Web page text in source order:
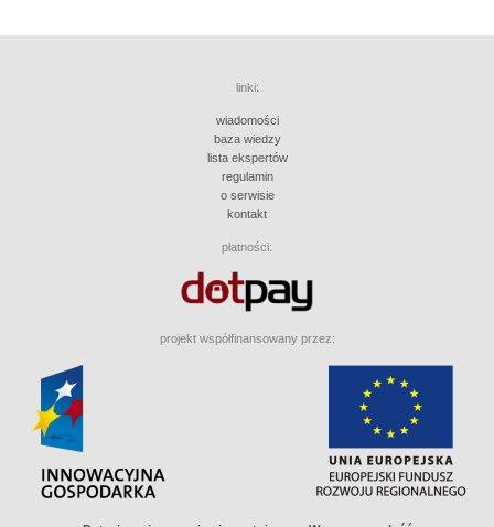
linki:
wiadomości
baza wiedzy
lista ekspertów
regulamin
o serwisie
kontakt
płatności:
projekt współfinansowany przez: